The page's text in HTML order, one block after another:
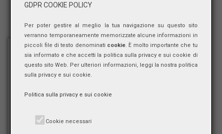
GDPR COOKIE POLICY
Per poter gestire al meglio la tua navigazione su questo sito
verranno temporaneamente memorizzate alcune informazioni in
piccoli file di testo denominati cookie. È molto importante che tu
sia informato e che accetti la politica sulla privacy e sui cookie di
questo sito Web. Per ulteriori informazioni, leggi la nostra politica
sulla privacy e sui cookie.
Politica sulla privacy e sui cookie
Cookie necessari